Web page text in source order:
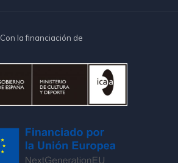
Con la financiación de